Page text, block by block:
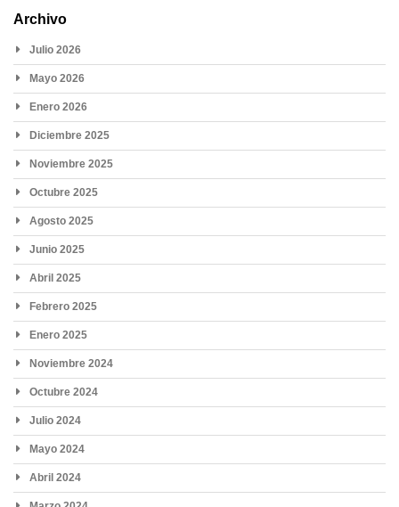
Archivo
Julio 2026
Mayo 2026
Enero 2026
Diciembre 2025
Noviembre 2025
Octubre 2025
Agosto 2025
Junio 2025
Abril 2025
Febrero 2025
Enero 2025
Noviembre 2024
Octubre 2024
Julio 2024
Mayo 2024
Abril 2024